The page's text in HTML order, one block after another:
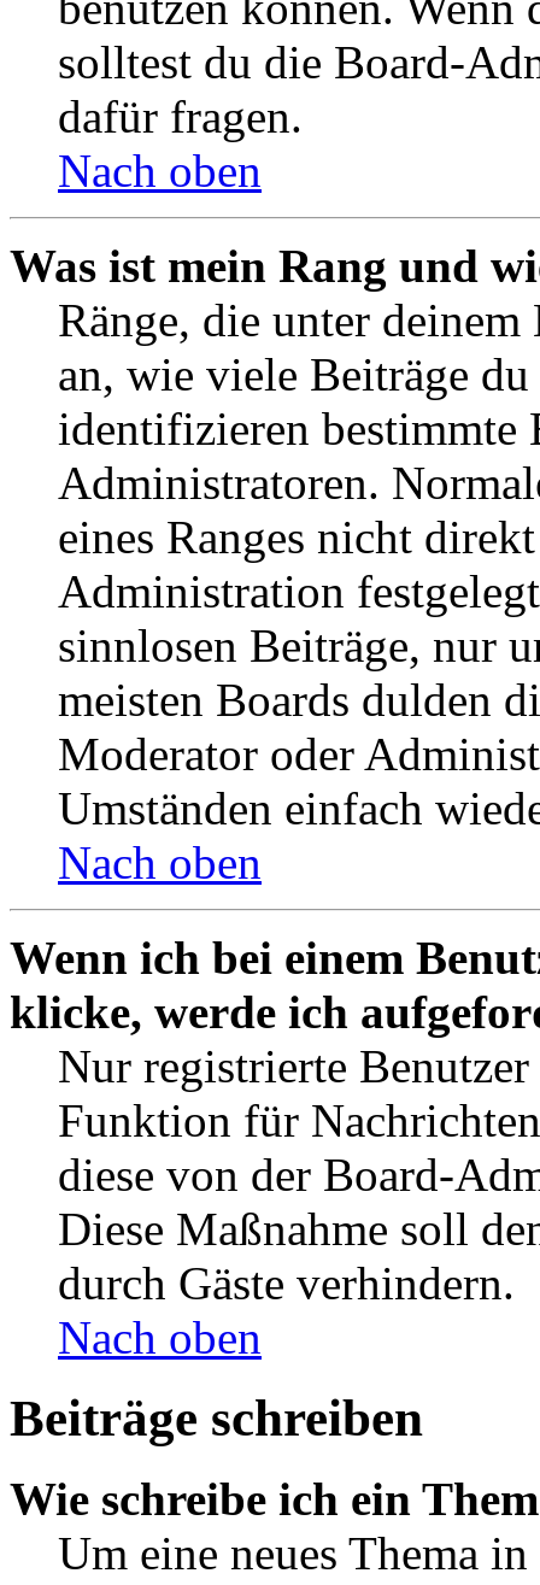
solltest du die Board-
dafür fragen.
Nach oben
Was ist mein Rang und
Ränge, die unter deinem
an, wie viele Beiträge
identifizieren bestimmte
Administratoren.
eines Ranges nicht
Administration
sinnlosen Beiträge, nur
meisten Boards dulden
Moderator oder
Umständen einfach
Nach oben
Wenn ich bei einem
klicke, werde ich
Nur registrierte
Funktion für
diese von der Board-
Diese Maßnahme soll
durch Gäste verhindern.
Nach oben
Beiträge schreiben
Wie schreibe ich ein
Um eine neues Thema